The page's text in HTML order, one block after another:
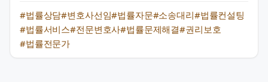
#법률상담#변호사선임#법률자문#소송대리#법률컨설팅
#법률서비스#전문변호사#법률문제해결#권리보호
#법률전문가